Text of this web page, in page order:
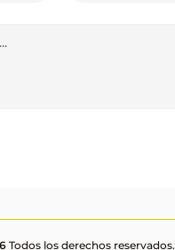
Todos los derechos reservados.